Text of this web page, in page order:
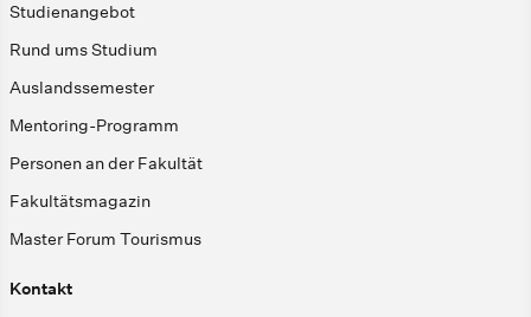
Studienangebot
Rund ums Studium
Auslandssemester
Mentoring-Programm
Personen an der Fakultät
Fakultätsmagazin
Master Forum Tourismus
Kontakt